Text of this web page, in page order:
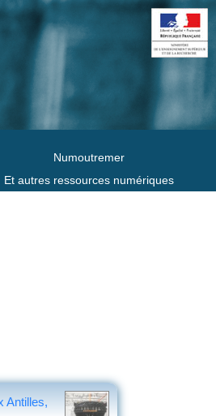
Numoutremer
Et autres ressources numériques
Antilles,